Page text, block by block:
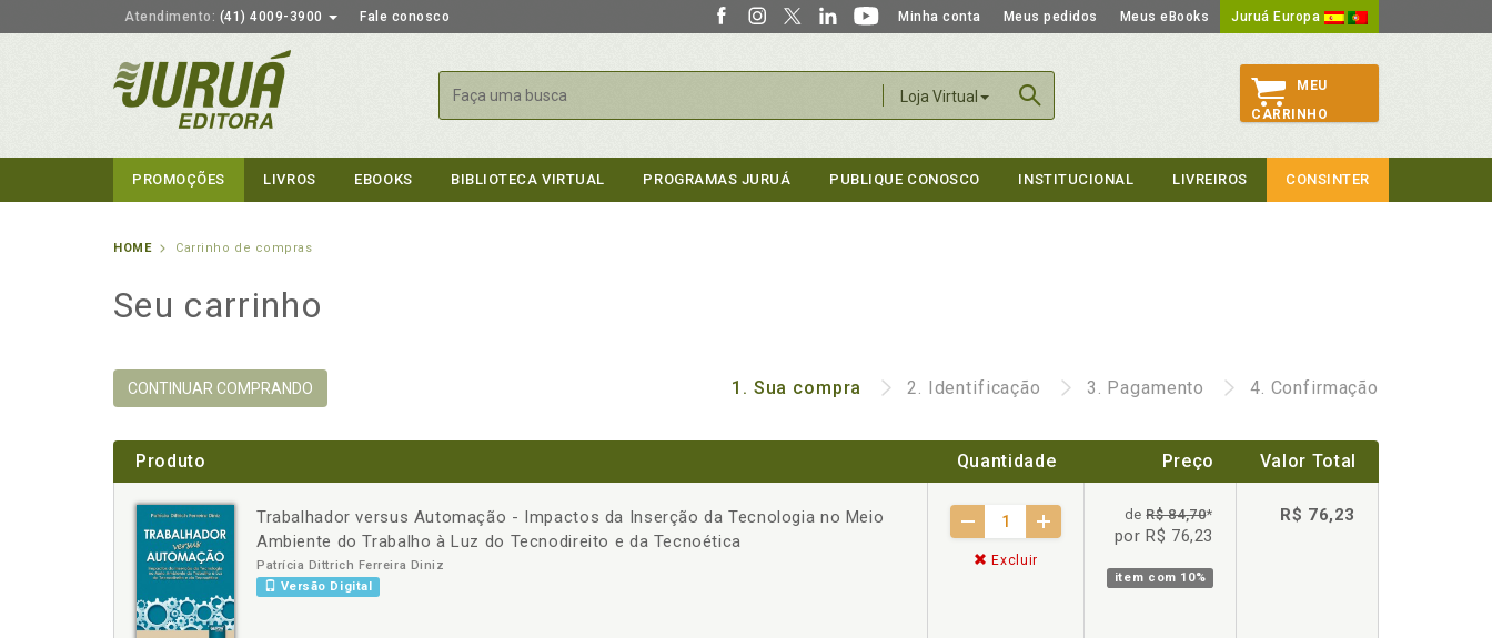
Atendimento: (41) 4009-3900 Fale conosco Minha conta Meus pedidos Meus eBooks Juruá Europa
Loja Virtual
Buscar
MEU
CARRINHO
PROMOÇÕES LIVROS EBOOKS BIBLIOTECA VIRTUAL PROGRAMAS JURUÁ PUBLIQUE CONOSCO INSTITUCIONAL LIVREIROS CONSINTER
HOME Carrinho de compras
Seu carrinho
CONTINUAR COMPRANDO 1. Sua compra 2. Identificação 3. Pagamento 4. Confirmação
Produto Quantidade Preço Valor Total
Trabalhador versus Automação - Impactos da Inserção da Tecnologia no Meio
Ambiente do Trabalho à Luz do Tecnodireito e da Tecnoética
Patrícia Dittrich Ferreira Diniz
Versão Digital
- +
Excluir
deR$ 84,70*
por R$ 76,23
item com 10%
R$ 76,23